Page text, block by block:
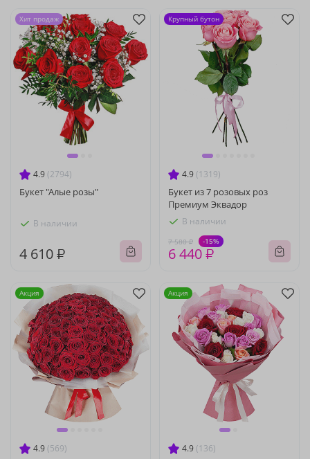
4.9 (2794)
Букет "Алые розы"
В наличии
4 610 ₽
Хит продаж
4.9 (1319)
Букет из 7 розовых роз
Премиум Эквадор
В наличии
7 580 ₽ -15%
6 440 ₽
Крупный бутон
4.9 (569)
Акция
4.9 (136)
Акция